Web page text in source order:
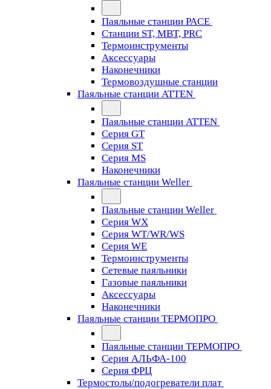
Паяльные станции PACE
Станции ST, MBT, PRC
Термоинструменты
Аксессуары
Наконечники
Термовоздушные станции
Паяльные станции ATTEN
Паяльные станции ATTEN
Серия GT
Серия ST
Серия MS
Наконечники
Паяльные станции Weller
Паяльные станции Weller
Серия WX
Серия WT/WR/WS
Серия WE
Термоинструменты
Сетевые паяльники
Газовые паяльники
Аксессуары
Наконечники
Паяльные станции ТЕРМОПРО
Паяльные станции ТЕРМОПРО
Серия АЛЬФА-100
Серия ФРЦ
Термостолы/подогреватели плат